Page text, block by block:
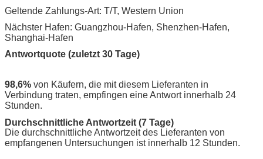
Geltende Zahlungs-Art: T/T, Western Union
Nächster Hafen: Guangzhou-Hafen, Shenzhen-Hafen,
Shanghai-Hafen
Antwortquote (zuletzt 30 Tage)
98,6% von Käufern, die mit diesem Lieferanten in
Verbindung traten, empfingen eine Antwort innerhalb 24
Stunden.
Durchschnittliche Antwortzeit (7 Tage)
Die durchschnittliche Antwortzeit des Lieferanten von
empfangenen Untersuchungen ist innerhalb 12 Stunden.